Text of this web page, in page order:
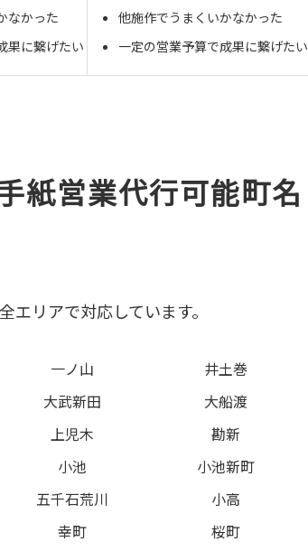
なかった
果に繋げたい
他施作でうまくいかなかった
一定の営業予算で成果に繋げたい
紙営業代行可能町名
リアで対応しています。
一ノ山 井土巻
大武新田 大船渡
上児木 勘新
小池 小池新町
五千石荒川 小高
幸町 桜町